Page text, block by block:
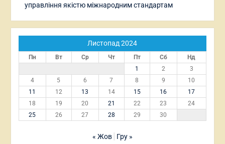
управління якістю міжнародним стандартам
Листопад 2024
Пн Вт Ср Чт Пт Сб
Нд
1
2
3
4
5 6 7 8 9
10
11
12 13 14 15 16
17
18
19 20 21 22 23
24
25
26 27 28 29 30
« Жов Гру »